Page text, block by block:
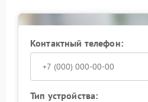
Контактный телефон:
Тип устройства: